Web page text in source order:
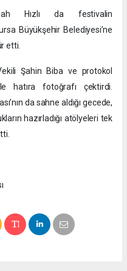
Hızlı da festivalin
Büyükşehir Belediyesi’ne
etti.
Şahin Biba ve protokol
hatıra fotoğrafı çektirdi.
da sahne aldığı gecede,
hazırladığı atölyeleri tek